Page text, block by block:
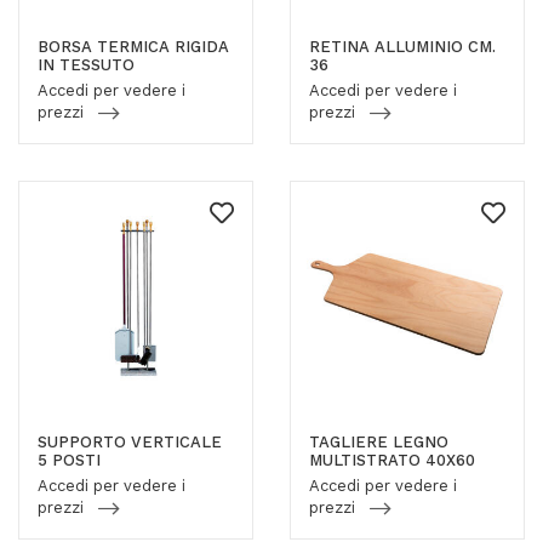
BORSA TERMICA RIGIDA
IN TESSUTO
Accedi per vedere i
prezzi
RETINA ALLUMINIO CM.
36
Accedi per vedere i
prezzi
SUPPORTO VERTICALE
5 POSTI
Accedi per vedere i
prezzi
TAGLIERE LEGNO
MULTISTRATO 40X60
Accedi per vedere i
prezzi